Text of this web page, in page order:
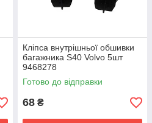
Кліпса внутрішньої обшивки
багажника S40 Volvo 5шт
9468278
Готово до відправки
68 ₴